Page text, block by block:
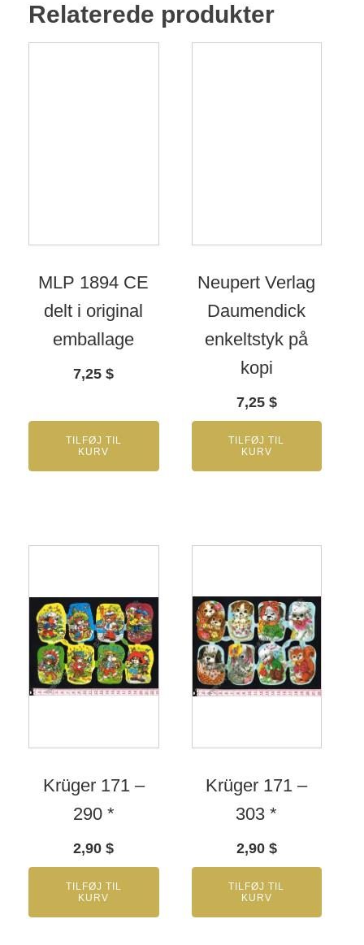
Relaterede produkter
MLP 1894 CE
delt i original
emballage
7,25$
TILFØJ TIL
KURV
Neupert Verlag
Daumendick
enkeltstyk på
kopi
7,25 $
TILFØJ TIL
KURV
Krüger 171 –
290 *
2,90$
TILFØJ TIL
KURV
Krüger 171 –
303 *
2,90 $
TILFØJ TIL
KURV